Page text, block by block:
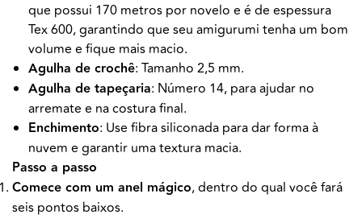
que possui 170 metros por novelo e é de espessura
Tex 600, garantindo que seu amigurumi tenha um bom
volume e fique mais macio.
Agulha de crochê: Tamanho 2,5 mm.
Agulha de tapeçaria: Número 14, para ajudar no
arremate e na costura final.
Enchimento: Use fibra siliconada para dar forma à
nuvem e garantir uma textura macia.
Passo a passo
Comece com um anel mágico, dentro do qual você fará
seis pontos baixos.